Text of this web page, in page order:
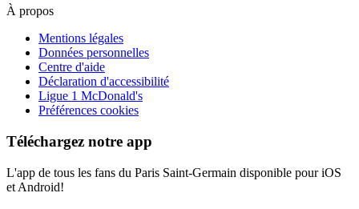
À propos
Mentions légales
Données personnelles
Centre d'aide
Déclaration d'accessibilité
Ligue 1 McDonald's
Préférences cookies
Téléchargez notre app
L'app de tous les fans du Paris Saint-Germain disponible pour iOS
et Android!